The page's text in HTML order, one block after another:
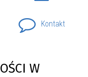
Kontakt
W